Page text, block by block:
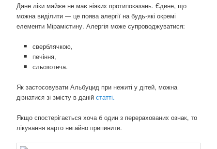
Дане ліки майже не має ніяких протипоказань. Єдине, що
можна виділити — це поява алергії на будь-які окремі
елементи Мірамістину. Алергія може супроводжуватися:
сверблячкою,
печіння,
сльозотеча.
Як застосовувати Альбуцид при нежиті у дітей, можна
дізнатися зі змісту в данійстатті.
Якщо спостерігається хоча б один з перерахованих ознак, то
лікування варто негайно припинити.